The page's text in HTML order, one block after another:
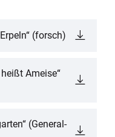
(forsch)
Ameise“
(General-